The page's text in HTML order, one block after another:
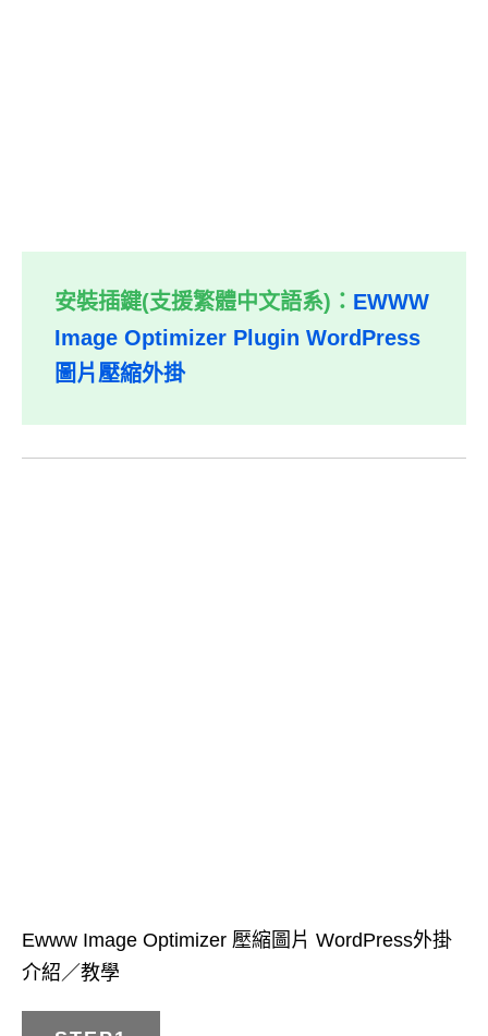
安裝插鍵(支援繁體中文語系)： EWWW
Image Optimizer Plugin WordPress
圖片壓縮外掛
Ewww Image Optimizer 壓縮圖片 WordPress外掛
介紹／教學